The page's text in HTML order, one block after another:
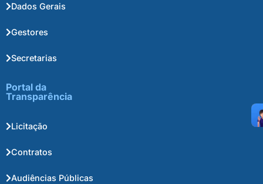
Dados Gerais
Gestores
Secretarias
Portal da
Transparência
Licitação
Contratos
Audiências Públicas